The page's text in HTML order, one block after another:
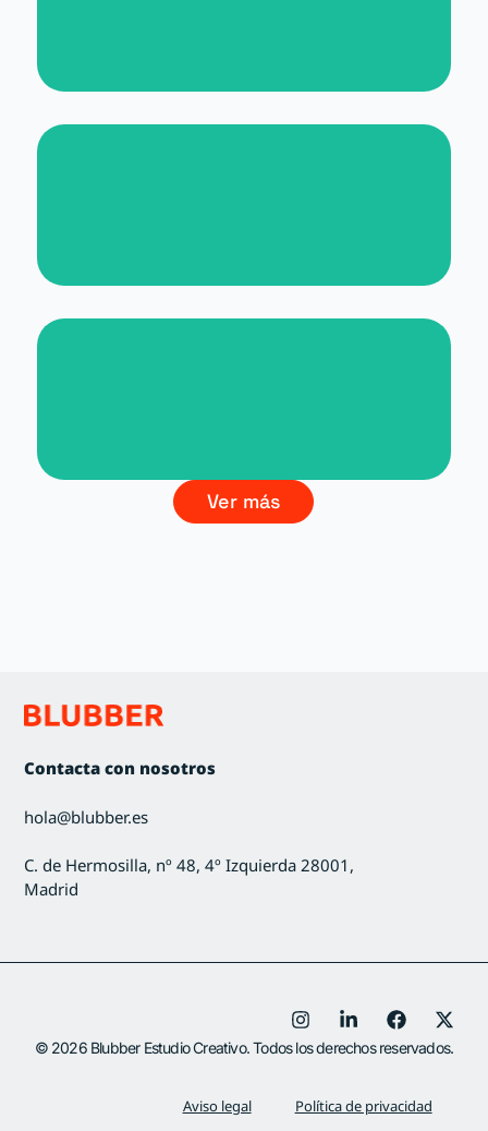
Ver más
Contacta con nosotros
hola@blubber.es
C. de Hermosilla, nº 48, 4º Izquierda 28001,
Madrid
© 2026 Blubber Estudio Creativo. Todos los derechos reservados.
Aviso legal Política de privacidad